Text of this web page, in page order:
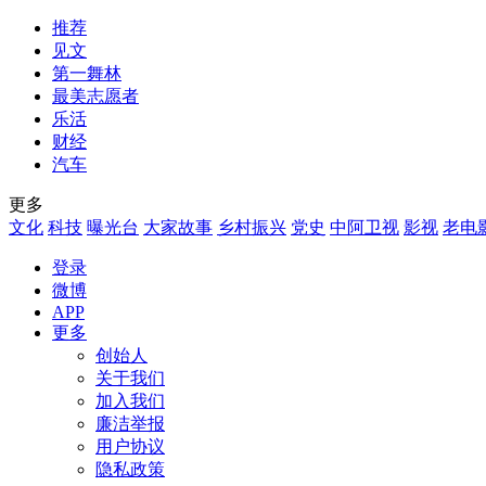
推荐
见文
第一舞林
最美志愿者
乐活
财经
汽车
更多
文化 科技 曝光台 大家故事 乡村振兴 党史 中阿卫视 影视 老电
登录
微博
APP
更多
创始人
关于我们
加入我们
廉洁举报
用户协议
隐私政策